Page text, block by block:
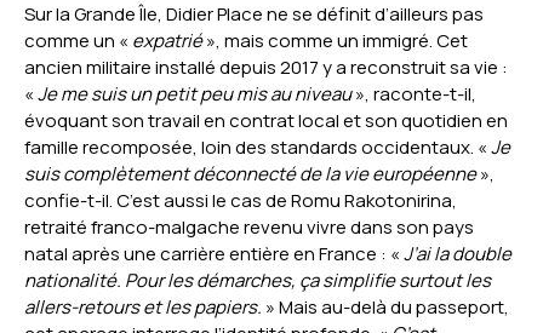
Sur la Grande Île, Didier Place ne se définit d’ailleurs pas
comme un « expatrié», mais comme un immigré. Cet
ancien militaire installé depuis 2017 y a reconstruit sa vie :
«Je me suis un petit peu mis au niveau», raconte-t-il,
évoquant son travail en contrat local et son quotidien en
famille recomposée, loin des standards occidentaux. «Je
suis complètement déconnecté de la vie européenne»,
confie-t-il. C’est aussi le cas de Romu Rakotonirina,
retraité franco-malgache revenu vivre dans son pays
natal après une carrière entière en France : «J’ai la double
nationalité. Pour les démarches, ça simplifie surtout les
allers-retours et les papiers. » Mais au-delà du passeport,